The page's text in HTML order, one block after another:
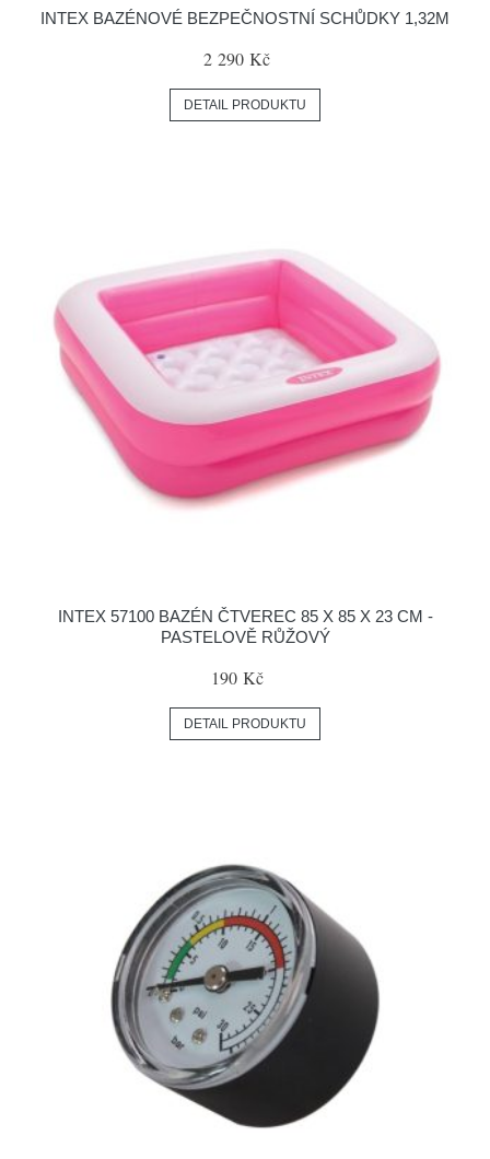
INTEX BAZÉNOVÉ BEZPEČNOSTNÍ SCHŮDKY 1,32M
2 290 Kč
DETAIL PRODUKTU
INTEX 57100 BAZÉN ČTVEREC 85 X 85 X 23 CM -
PASTELOVĚ RŮŽOVÝ
190 Kč
DETAIL PRODUKTU